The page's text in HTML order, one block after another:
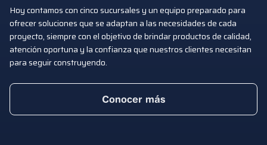
Hoy contamos con cinco sucursales y un equipo preparado para
ofrecer soluciones que se adaptan a las necesidades de cada
proyecto, siempre con el objetivo de brindar productos de calidad,
atención oportuna y la confianza que nuestros clientes necesitan
para seguir construyendo.
Conocer más